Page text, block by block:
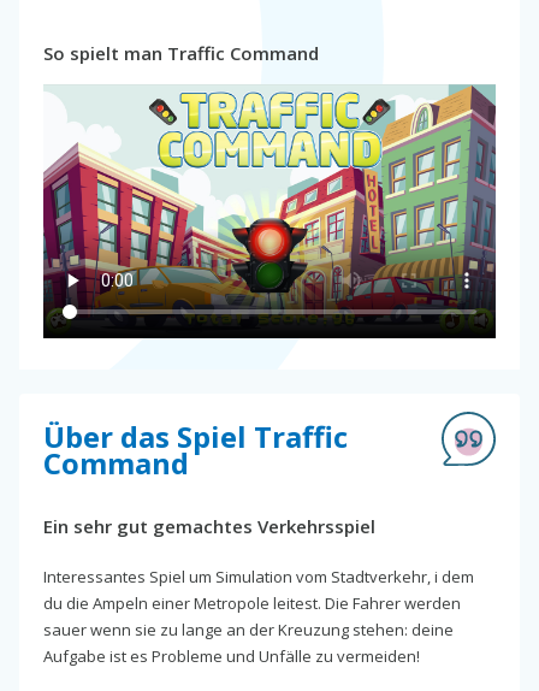
So spielt man Traffic Command
Über das Spiel Traffic
Command
Ein sehr gut gemachtes Verkehrsspiel
Interessantes Spiel um Simulation vom Stadtverkehr, i dem
du die Ampeln einer Metropole leitest. Die Fahrer werden
sauer wenn sie zu lange an der Kreuzung stehen: deine
Aufgabe ist es Probleme und Unfälle zu vermeiden!